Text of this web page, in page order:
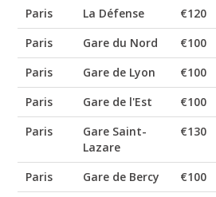
Paris
La Défense €120
Paris
Gare du Nord €100
Paris
Gare de Lyon €100
Paris
Gare de l'Est €100
Paris
Gare Saint-
Lazare
€130
Paris Gare de Bercy €100